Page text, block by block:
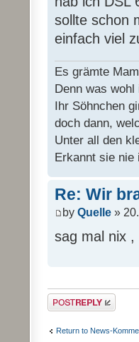
sollte schon
einfach viel
Es grämte
Denn was wohl
Ihr Söhnchen
doch dann,
Unter all den
Erkannt sie
Re: Wir
by Quelle »
sag mal nix ,
Post a reply
Return to News-